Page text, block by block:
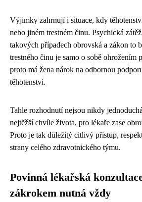
Výjimky zahrnují i situace, kdy
nebo jiném trestném činu. Psychická
takových případech obrovská a zákon to
trestného činu je samo o sobě ohrožením
proto má žena nárok na odbornou
těhotenství.
Tahle rozhodnutí nejsou nikdy
nejtěžší chvíle života, pro lékaře zase
Proto je tak důležitý citlivý přístup,
strany celého zdravotnického týmu.
Povinná lékařská
zákrokem nutná vždy